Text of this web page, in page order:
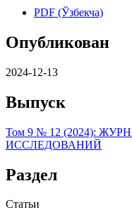
PDF (Ўзбекча)
Опубликован
2024-12-13
Выпуск
Том 9 № 12 (2024):
ИССЛЕДОВАНИЙ
Раздел
Статьи